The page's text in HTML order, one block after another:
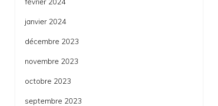
janvier 2024
décembre 2023
novembre 2023
octobre 2023
septembre 2023